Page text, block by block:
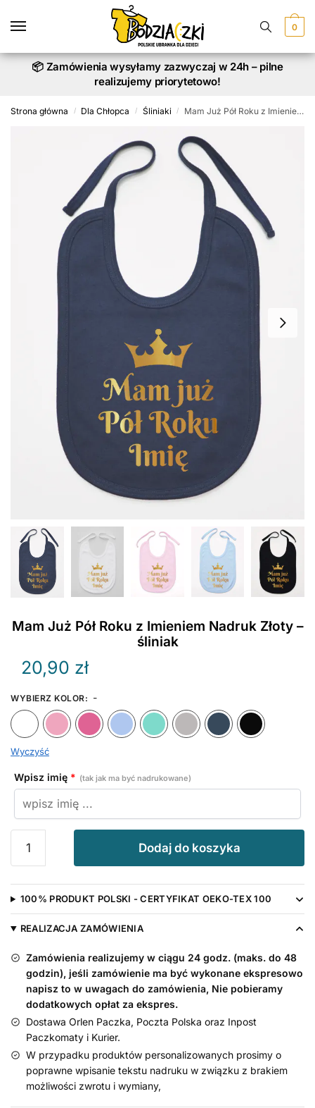
0
📦 Zamówienia wysyłamy zazwyczaj w 24h – pilne
realizujemy priorytetowo!
Strona główna / Dla Chłopca / Śliniaki / Mam Już Pół Roku z Imieniem Nadruk Złoty – śliniak
Mam Już Pół Roku z Imieniem Nadruk Złoty –
śliniak
20,90 zł
WYBIERZ KOLOR: -
Biały
Różowy Ciemny Różowy
Błękitny MiętowySzary
Wyczyść
Wpisz imię * (tak jak ma być nadrukowane)
Mam
Już
Pół
Roku
Nadruk
Złoty
śliniak
Dodaj do koszyka
100% PRODUKT POLSKI - CERTYFIKAT OEKO-TEX 100
REALIZACJA ZAMÓWIENIA
Zamówienia realizujemy w ciągu 24 godz. (maks. do 48
godzin), jeśli zamówienie ma być wykonane ekspresowo
napisz to w uwagach do zamówienia, Nie pobieramy
dodatkowych opłat za ekspres.
Dostawa Orlen Paczka, Poczta Polska oraz Inpost
Paczkomaty i Kurier.
W przypadku produktów personalizowanych prosimy o
poprawne wpisanie tekstu nadruku w związku z brakiem
możliwości zwrotu i wymiany,